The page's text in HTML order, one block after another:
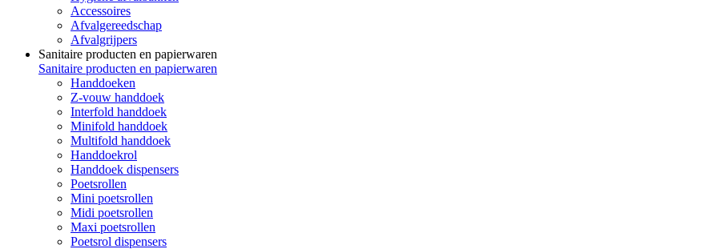
Accessoires
Afvalgereedschap
Afvalgrijpers
Sanitaire producten en papierwaren
Sanitaire producten en papierwaren
Handdoeken
Z-vouw handdoek
Interfold handdoek
Minifold handdoek
Multifold handdoek
Handdoekrol
Handdoek dispensers
Poetsrollen
Mini poetsrollen
Midi poetsrollen
Maxi poetsrollen
Poetsrol dispensers